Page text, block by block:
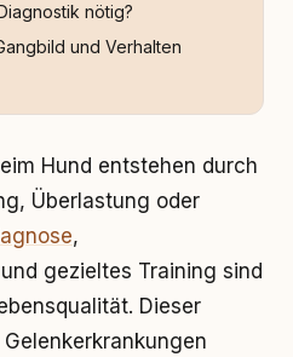
nötig?
und Verhalten
Hund entstehen durch
Überlastung oder
,
gezieltes Training sind
Dieser